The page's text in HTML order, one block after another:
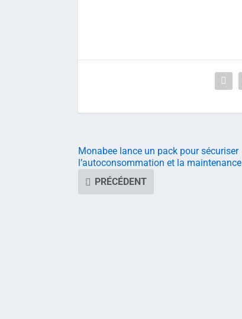
Monabee lance un pack pour sécuriser
l’autoconsommation et la
PRÉCÉDENT